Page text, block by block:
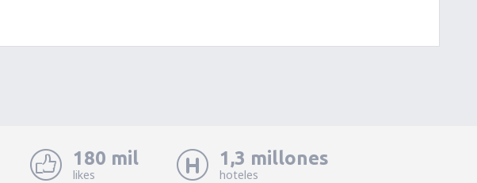
180 mil
likes
1,3 millones
hoteles